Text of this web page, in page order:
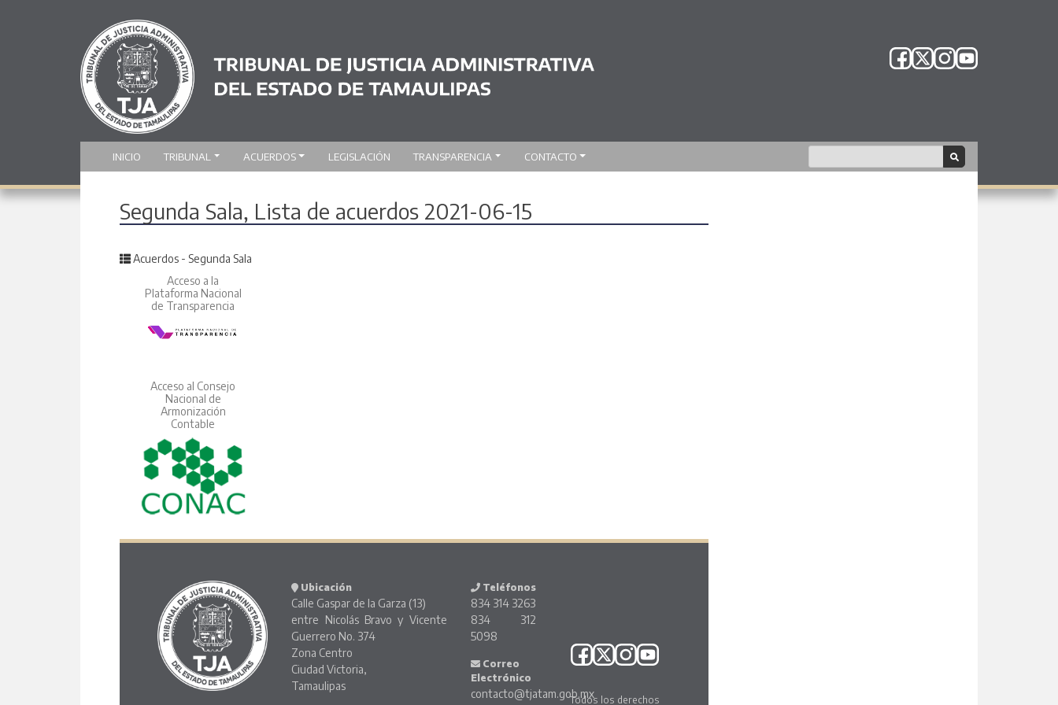
INICIO TRIBUNAL ACUERDOS LEGISLACIÓN TRANSPARENCIA CONTACTO
Segunda Sala, Lista de acuerdos 2021-06-15
Posted in
Acuerdos - Segunda Sala
Acceso a la
Plataforma Nacional
de Transparencia
Acceso al Consejo
Nacional de
Armonización
Contable
Ubicación
Calle Gaspar de la Garza (13)
entre Nicolás Bravo y Vicente
Guerrero No. 374
Zona Centro
Ciudad Victoria,
Tamaulipas
Teléfonos
834 314 3263
834 312
5098
Correo
Electrónico
contacto@tjatam.gob.mxTodos los derechos